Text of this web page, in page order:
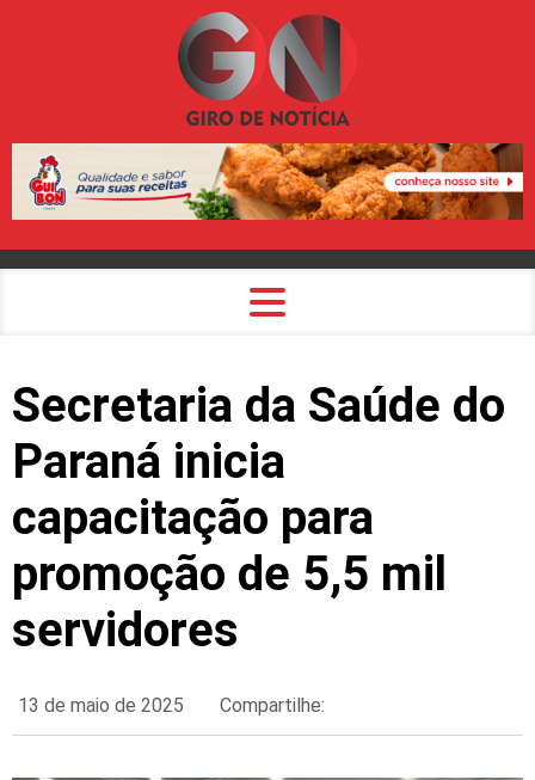
Secretaria da Saúde do
Paraná inicia
capacitação para
promoção de 5,5 mil
servidores
13 de maio de 2025 Compartilhe: